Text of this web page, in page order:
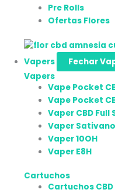
Pre Rolls
Ofertas Flores
Vapers Fechar
Vapers
Vape Pocket
Vape Pocket
Vaper CBD Full
Vaper
Vaper 10OH
Vaper E8H
Cartuchos
Cartuchos CBD